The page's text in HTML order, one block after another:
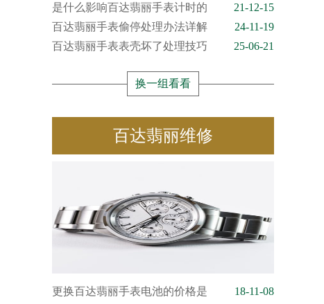
是什么影响百达翡丽手表计时的
21-12-15
百达翡丽手表偷停处理办法详解
24-11-19
百达翡丽手表表壳坏了处理技巧
25-06-21
换一组看看
百达翡丽维修
更换百达翡丽手表电池的价格是
18-11-08